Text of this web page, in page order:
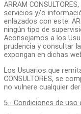
ARRAM
servicios y/o
enlazados con este.
ningún tipo de
Aconsejamos a los
prudencia y consultar
expongan en dichas
Los Usuarios que
CONSULTORES, se
no vulnere cualquier
5.- Condiciones de uso